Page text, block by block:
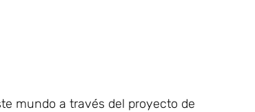
mundo a través del proyecto de